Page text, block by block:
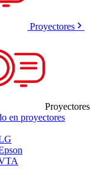
Proyectores
Proyectores
en proyectores